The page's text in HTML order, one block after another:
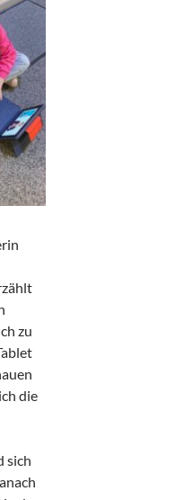
zu
die
sich